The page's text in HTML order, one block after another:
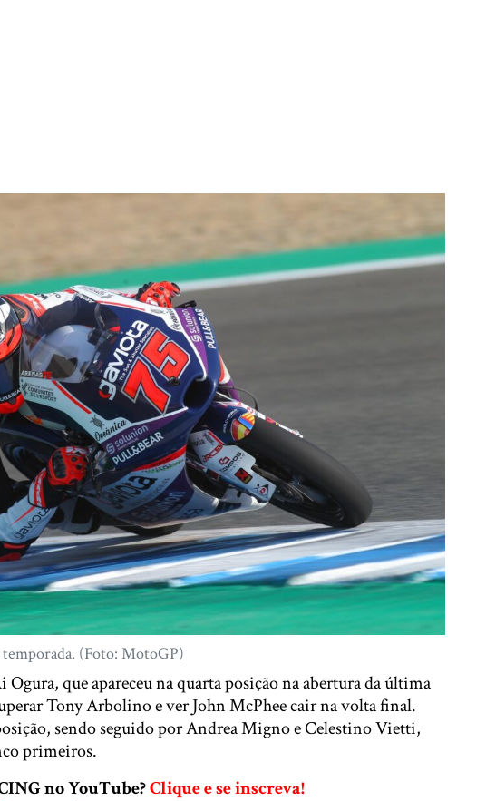
temporada. (Foto: MotoGP)
que apareceu na quarta posição na abertura da última
Tony Arbolino e ver John McPhee cair na volta final.
sendo seguido por Andrea Migno e Celestino Vietti,
primeiros.
no YouTube?Clique e se inscreva!